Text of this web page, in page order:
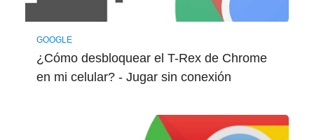
GOOGLE
¿Cómo desbloquear el T-Rex de Chrome
en mi celular? - Jugar sin conexión